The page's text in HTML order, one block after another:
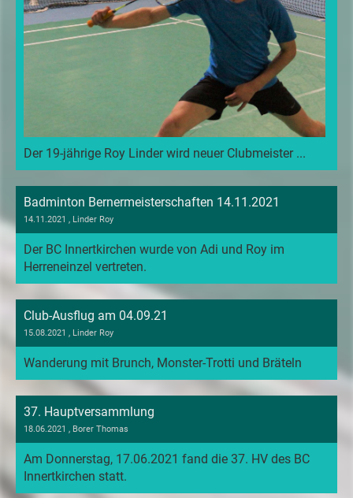
Der 19-jährige Roy Linder wird neuer Clubmeister ...
Badminton Bernermeisterschaften 14.11.2021
14.11.2021 , Linder Roy
Der BC Innertkirchen wurde von Adi und Roy im
Herreneinzel vertreten.
Club-Ausflug am 04.09.21
15.08.2021 , Linder Roy
Wanderung mit Brunch, Monster-Trotti und Bräteln
37. Hauptversammlung
18.06.2021 , Borer Thomas
Am Donnerstag, 17.06.2021 fand die 37. HV des BC
Innertkirchen statt.